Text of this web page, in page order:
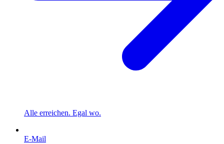
Alle erreichen. Egal wo.
E-Mail